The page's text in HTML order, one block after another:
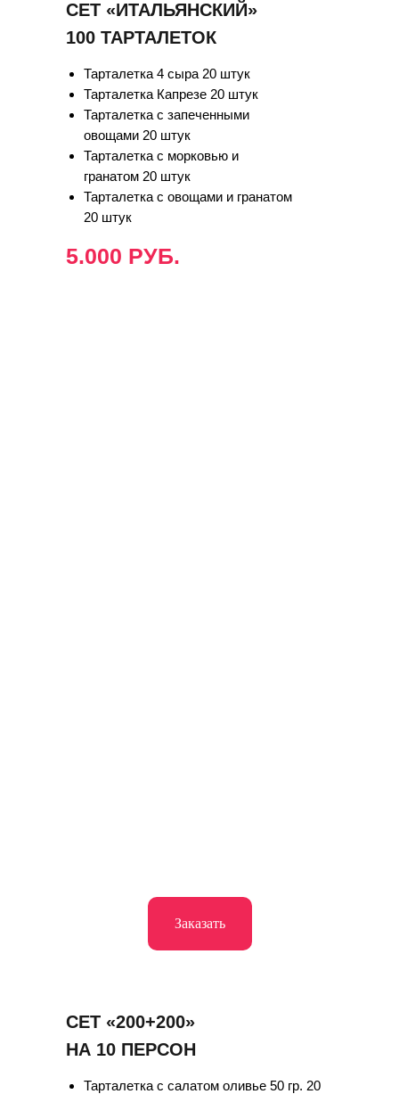
СЕТ «ИТАЛЬЯНСКИЙ»
100 ТАРТАЛЕТОК
Тарталетка 4 сыра 20 штук
Тарталетка Капрезе 20 штук
Тарталетка с запеченными
овощами 20 штук
Тарталетка с морковью и
гранатом 20 штук
Тарталетка с овощами и гранатом
20 штук
5.000 РУБ.
Заказать
СЕТ «200+200»
НА 10 ПЕРСОН
Тарталетка с салатом оливье 50 гр. 20